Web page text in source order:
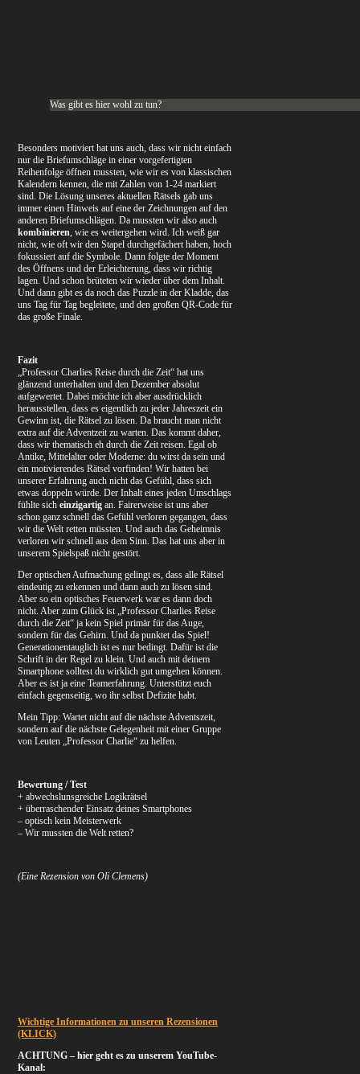
Was gibt es hier wohl zu tun?
Besonders motiviert hat uns auch, dass wir nicht einfach
nur die Briefumschläge in einer vorgefertigten
Reihenfolge öffnen mussten, wie wir es von klassischen
Kalendern kennen, die mit Zahlen von 1-24 markiert
sind. Die Lösung unseres aktuellen Rätsels gab uns
immer einen Hinweis auf eine der Zeichnungen auf den
anderen Briefumschlägen. Da mussten wir also auch
kombinieren, wie es weitergehen wird. Ich weiß gar
nicht, wie oft wir den Stapel durchgefächert haben, hoch
fokussiert auf die Symbole. Dann folgte der Moment
des Öffnens und der Erleichterung, dass wir richtig
lagen. Und schon brüteten wir wieder über dem Inhalt.
Und dann gibt es da noch das Puzzle in der Kladde, das
uns Tag für Tag begleitete, und den großen QR-Code für
das große Finale.
Fazit
„Professor Charlies Reise durch die Zeit“ hat uns
glänzend unterhalten und den Dezember absolut
aufgewertet. Dabei möchte ich aber ausdrücklich
herausstellen, dass es eigentlich zu jeder Jahreszeit ein
Gewinn ist, die Rätsel zu lösen. Da braucht man nicht
extra auf die Adventzeit zu warten. Das kommt daher,
dass wir thematisch eh durch die Zeit reisen. Egal ob
Antike, Mittelalter oder Moderne: du wirst da sein und
ein motivierendes Rätsel vorfinden! Wir hatten bei
unserer Erfahrung auch nicht das Gefühl, dass sich
etwas doppeln würde. Der Inhalt eines jeden Umschlags
fühlte sicheinzigartig an. Fairerweise ist uns aber
schon ganz schnell das Gefühl verloren gegangen, dass
wir die Welt retten müssten. Und auch das Geheimnis
verloren wir schnell aus dem Sinn. Das hat uns aber in
unserem Spielspaß nicht gestört.
Der optischen Aufmachung gelingt es, dass alle Rätsel
eindeutig zu erkennen und dann auch zu lösen sind.
Aber so ein optisches Feuerwerk war es dann doch
nicht. Aber zum Glück ist „Professor Charlies Reise
durch die Zeit“ ja kein Spiel primär für das Auge,
sondern für das Gehirn. Und da punktet das Spiel!
Generationentauglich ist es nur bedingt. Dafür ist die
Schrift in der Regel zu klein. Und auch mit deinem
Smartphone solltest du wirklich gut umgehen können.
Aber es ist ja eine Teamerfahrung. Unterstützt euch
einfach gegenseitig, wo ihr selbst Defizite habt.
Mein Tipp: Wartet nicht auf die nächste Adventszeit,
sondern auf die nächste Gelegenheit mit einer Gruppe
von Leuten „Professor Charlie“ zu helfen.
Bewertung / Test
+ abwechslunsgreiche Logikrätsel
+ überraschender Einsatz deines Smartphones
– optisch kein Meisterwerk
– Wir mussten die Welt retten?
(Eine Rezension von Oli Clemens)
Wichtige Informationen zu unseren Rezensionen
(KLICK)
ACHTUNG – hier geht es zu unserem YouTube-
Kanal: